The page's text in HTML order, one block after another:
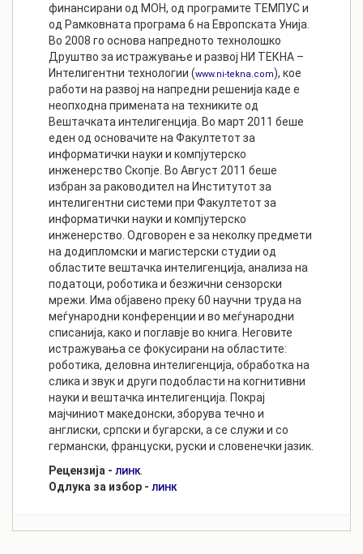
финансирани од МОН, од програмите ТЕМПУС и
од Рамковната програма 6 на Европската Унија.
Во 2008 го основа напредното технолошко
Друштво за истражување и развој НИ ТЕКНА –
Интелигентни технологии (www.ni-tekna.com), кое
работи на развој на напредни решенија каде е
неопходна примената на техниките од
Вештачката интелигенција. Во март 2011 беше
еден од основачите на Факултетот за
информатички науки и компјутерско
инженерство Скопје. Во Август 2011 беше
избран за раководител на Институтот за
интелигентни системи при Факултетот за
информатички науки и компјутерско
инженерство. Одговорен е за неколку предмети
на додипломски и магистерски студии од
областите вештачка интелигенција, анализа на
податоци, роботика и безжични сензорски
мрежи. Има објавено преку 60 научни труда на
меѓународни конференции и во меѓународни
списанија, како и поглавје во книга. Неговите
истражувања се фокусирани на областите:
роботика, деловна интелигенција, обработка на
слика и звук и други подобласти на когнитивни
науки и вештачка интелигенција. Покрај
мајчиниот македонски, зборува течно и
англиски, српски и бугарски, а се служи и со
германски, француски, руски и словенечки јазик.
Рецензија - ЛИНК
Одлука за избор - ЛИНК